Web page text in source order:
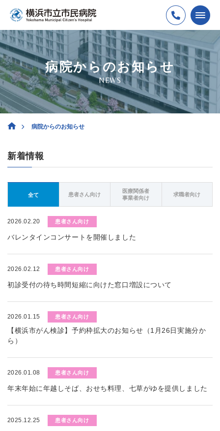
病院からのお知らせ
NEWS
病院からのお知らせ
新着情報
全て 患者さん向け
医療関係者
事業者向け
求職者向け
2026.02.20 患者さん向け
バレンタインコンサートを開催しました
2026.02.12 患者さん向け
初診受付の待ち時間短縮に向けた窓口増設について
2026.01.15 患者さん向け
【横浜市がん検診】予約枠拡大のお知らせ（1月26日実施分か
ら）
2026.01.08 患者さん向け
年末年始に年越しそば、おせち料理、七草がゆを提供しました
2025.12.25 患者さん向け